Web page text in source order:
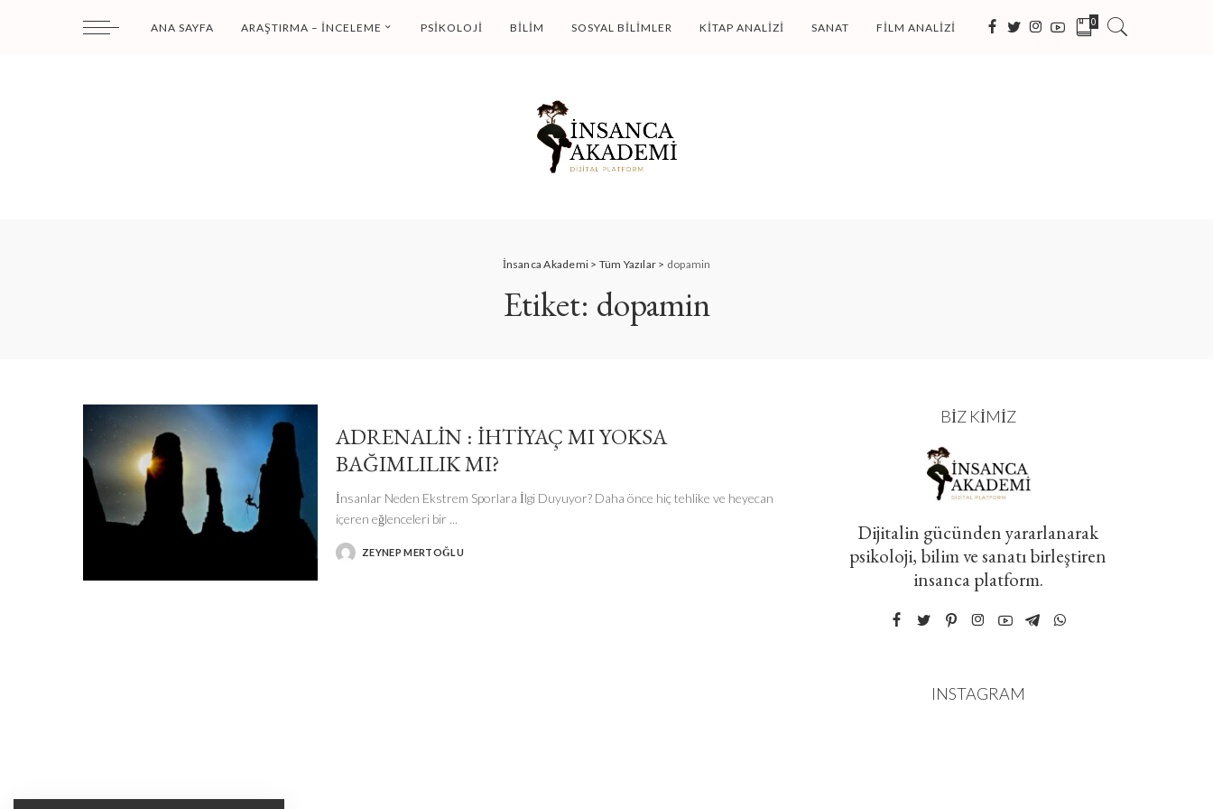
ANA SAYFA ARAŞTIRMA – İNCELEME PSIKOLOJI BILIM SOSYAL BILIMLER KITAP ANALIZI SANAT FILM ANALIZI 0
İnsanca Akademi> Tüm Yazılar > dopamin
Etiket: dopamin
ADRENALIN : İHTIYAÇ MI YOKSA
BAĞIMLILIK MI?
İnsanlar Neden Ekstrem Sporlara İlgi Duyuyor? Daha önce hiç tehlike ve heyecan
içeren eğlenceleri bir ...
POSTEDZEYNEP MERTOĞLU
BIZ KIMIZ
Dijitalin gücünden yararlanarak
psikoloji, bilim ve sanatı birleştiren
insanca platform.
INSTAGRAM